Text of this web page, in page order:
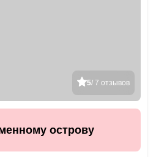
5/ 7 отзывов
острову